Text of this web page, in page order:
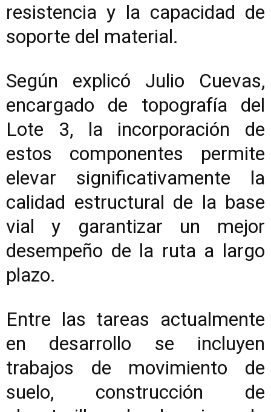
resistencia y la capacidad de
soporte del material.
Según explicó Julio Cuevas,
encargado de topografía del
Lote 3, la incorporación de
estos componentes permite
elevar significativamente la
calidad estructural de la base
vial y garantizar un mejor
desempeño de la ruta a largo
plazo.
Entre las tareas actualmente
en desarrollo se incluyen
trabajos de movimiento de
suelo, construcción de